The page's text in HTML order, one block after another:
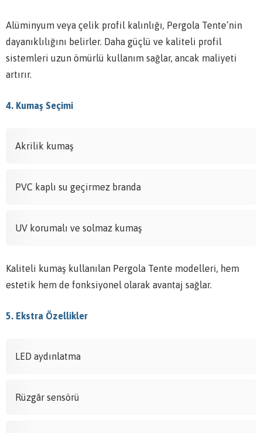
Alüminyum veya çelik profil kalınlığı, Pergola Tente’nin
dayanıklılığını belirler. Daha güçlü ve kaliteli profil
sistemleri uzun ömürlü kullanım sağlar, ancak maliyeti
artırır.
4. Kumaş Seçimi
Akrilik kumaş
PVC kaplı su geçirmez branda
UV korumalı ve solmaz kumaş
Kaliteli kumaş kullanılan Pergola Tente modelleri, hem
estetik hem de fonksiyonel olarak avantaj sağlar.
5. Ekstra Özellikler
LED aydınlatma
Rüzgâr sensörü